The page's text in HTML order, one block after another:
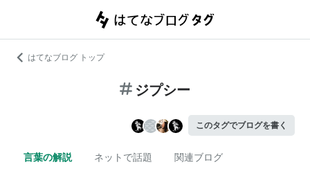
はてなブログ トップ
ジプシー
このタグでブログを書く
言葉の解説 ネットで話題 関連ブログ